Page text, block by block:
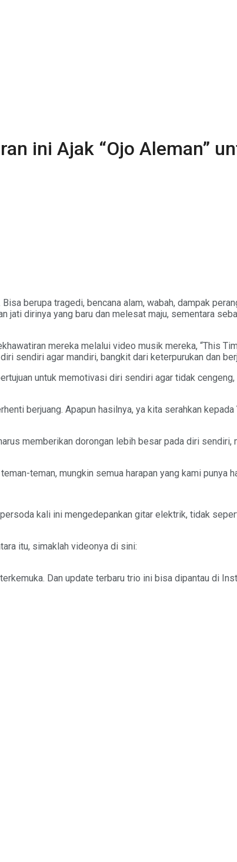
ini Ajak “Ojo Aleman”
berupa tragedi, bencana alam, wabah, dampak
jati dirinya yang baru dan melesat maju, sementara
mereka melalui video musik mereka, “This
sendiri agar mandiri, bangkit dari keterpurukan dan
untuk memotivasi diri sendiri agar tidak
berjuang. Apapun hasilnya, ya kita serahkan
memberikan dorongan lebih besar pada diri
teman, mungkin semua harapan yang kami punya
kali ini mengedepankan gitar elektrik, tidak
itu, simaklah videonya di sini:
Dan update terbaru trio ini bisa dipantau di